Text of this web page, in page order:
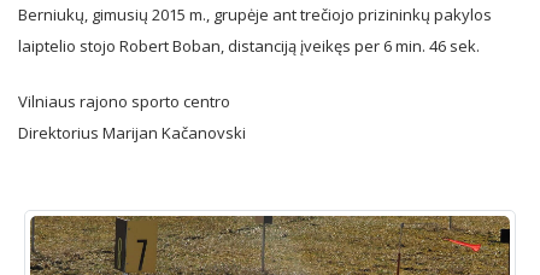
Berniukų, gimusių 2015 m., grupėje ant trečiojo prizininkų pakylos
laiptelio stojo Robert Boban, distanciją įveikęs per 6 min. 46 sek.
Vilniaus rajono sporto centro
Direktorius Marijan Kačanovski